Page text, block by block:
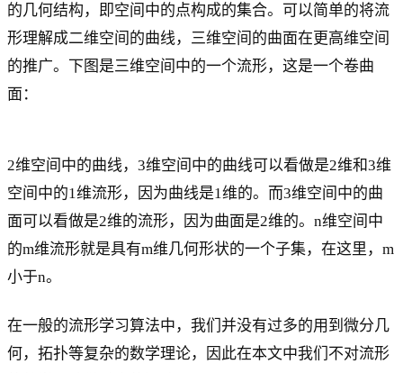
的几何结构，即空间中的点构成的集合。可以简单的将流
形理解成二维空间的曲线，三维空间的曲面在更高维空间
的推广。下图是三维空间中的一个流形，这是一个卷曲
面：
2维空间中的曲线，3维空间中的曲线可以看做是2维和3维
空间中的1维流形，因为曲线是1维的。而3维空间中的曲
面可以看做是2维的流形，因为曲面是2维的。n维空间中
的m维流形就是具有m维几何形状的一个子集，在这里，m
小于n。
在一般的流形学习算法中，我们并没有过多的用到微分几
何，拓扑等复杂的数学理论，因此在本文中我们不对流形